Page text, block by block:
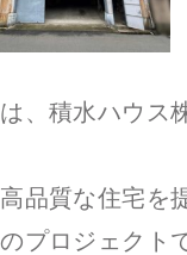
、積水ハウス
品質な住宅を
プロジェクト